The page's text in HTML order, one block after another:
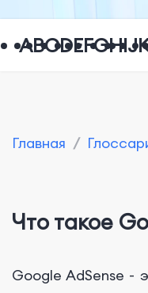
ABCDEFGHIJ
Главная /
Что такое
Google AdSense -